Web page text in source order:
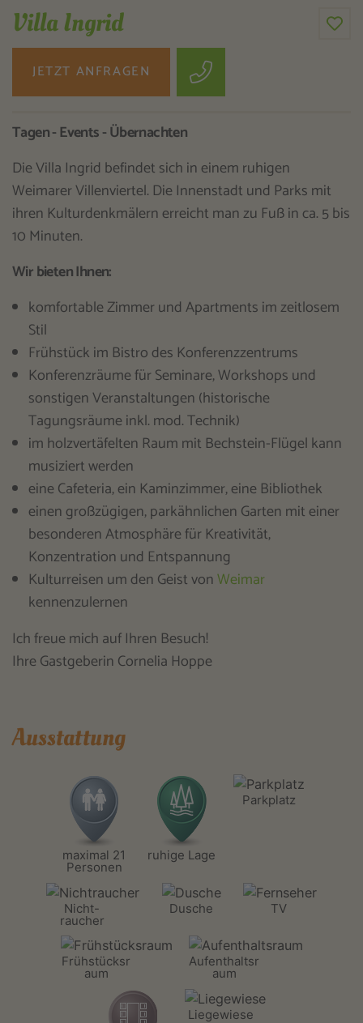
Villa Ingrid
JETZT ANFRAGEN
Tagen - Events - Übernachten
Die Villa Ingrid befindet sich in einem ruhigen
Weimarer Villenviertel. Die Innenstadt und Parks mit
ihren Kulturdenkmälern erreicht man zu Fuß in ca. 5 bis
10 Minuten.
Wir bieten Ihnen:
komfortable Zimmer und Apartments im zeitlosem
Stil
Frühstück im Bistro des Konferenzzentrums
Konferenzräume für Seminare, Workshops und
sonstigen Veranstaltungen (historische
Tagungsräume inkl. mod. Technik)
im holzvertäfelten Raum mit Bechstein-Flügel kann
musiziert werden
eine Cafeteria, ein Kaminzimmer, eine Bibliothek
einen großzügigen, parkähnlichen Garten mit einer
besonderen Atmosphäre für Kreativität,
Konzentration und Entspannung
Kulturreisen um den Geist vonWeimar
kennenzulernen
Ich freue mich auf Ihren Besuch!
Ihre Gastgeberin Cornelia Hoppe
Ausstattung
maximal 21
Personen
ruhige Lage
Parkplatz
Nicht-
raucher
Dusche TV
Frühstücksr
aum
Aufenthaltsr
aum
Liegewiese